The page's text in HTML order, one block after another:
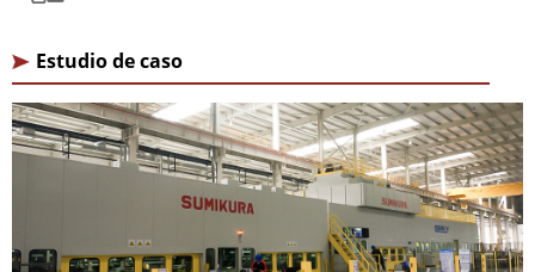
Estudio de caso